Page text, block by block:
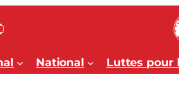
National Luttes pour